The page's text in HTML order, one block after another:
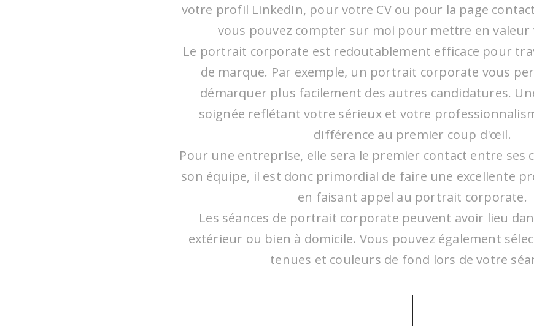
votre profil LinkedIn, pour votre CV ou pour la page
vous pouvez compter sur moi pour mettre en valeur
Le portrait corporate est redoutablement efficace pour
de marque. Par exemple, un portrait corporate vous
démarquer plus facilement des autres candidatures.
soignée reflétant votre sérieux et votre
différence au premier coup d'œil.
Pour une entreprise, elle sera le premier contact entre ses
son équipe, il est donc primordial de faire une excellente
en faisant appel au portrait corporate.
Les séances de portrait corporate peuvent avoir lieu
extérieur ou bien à domicile. Vous pouvez également
tenues et couleurs de fond lors de votre